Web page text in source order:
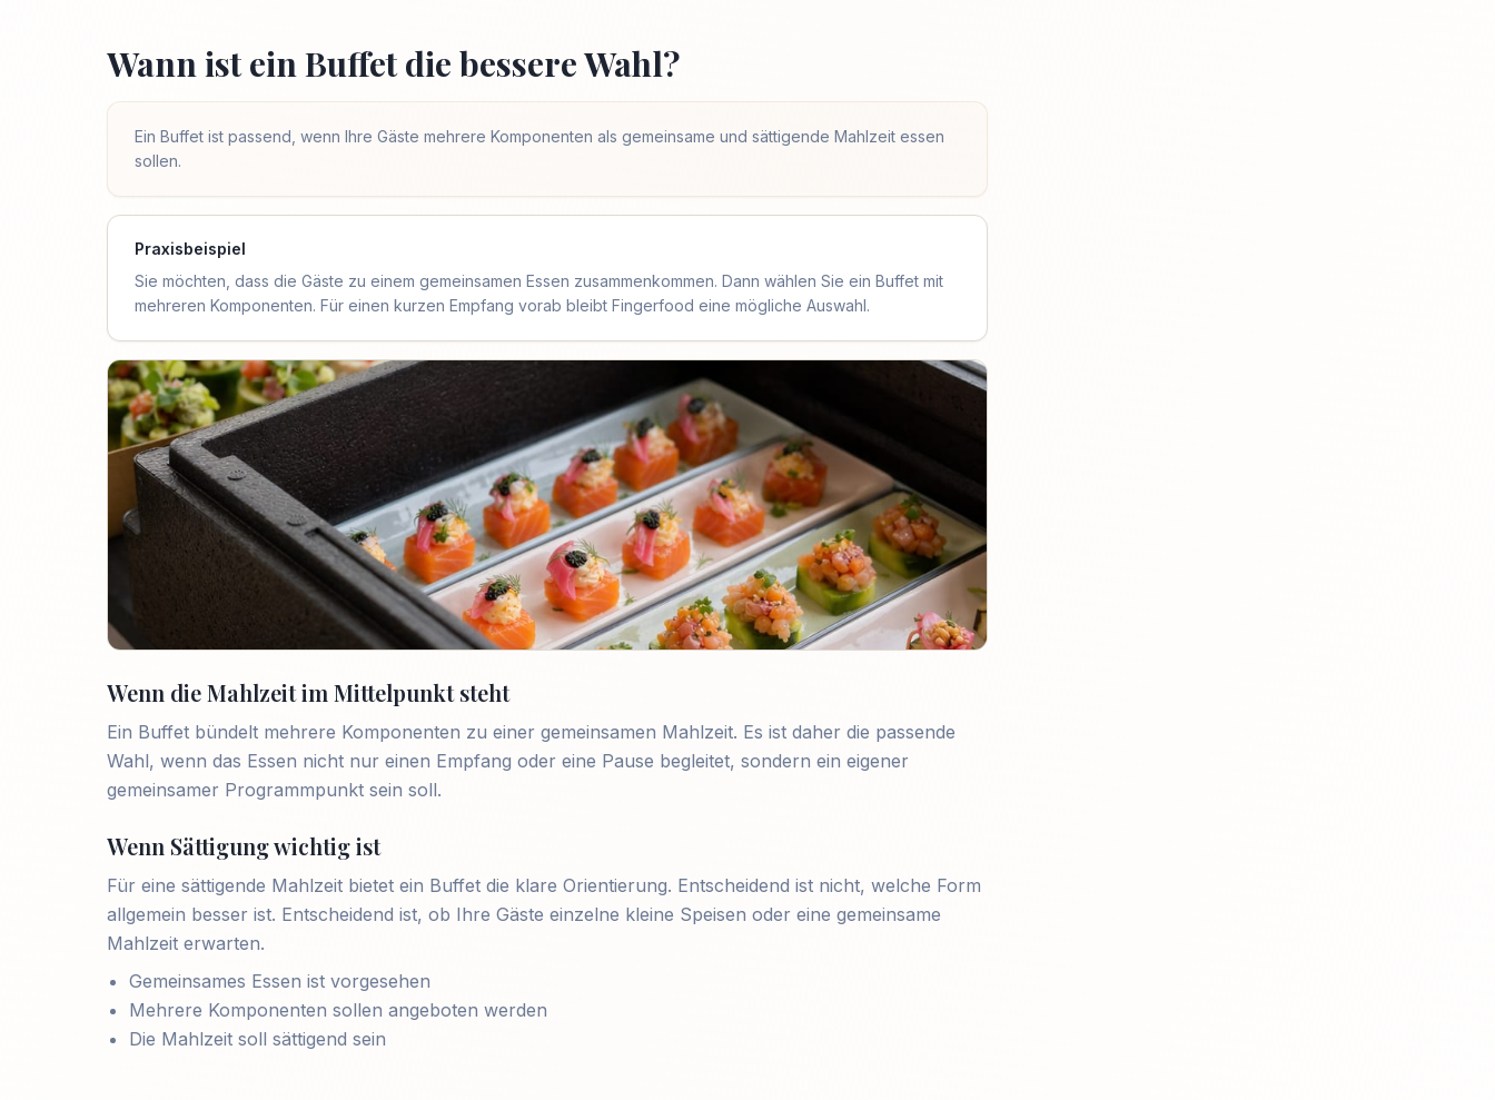
Wann ist ein Buffet die bessere Wahl?
Ein Buffet ist passend, wenn Ihre Gäste mehrere Komponenten als gemeinsame und sättigende Mahlzeit essen
sollen.
Praxisbeispiel
Sie möchten, dass die Gäste zu einem gemeinsamen Essen zusammenkommen. Dann wählen Sie ein Buffet mit
mehreren Komponenten. Für einen kurzen Empfang vorab bleibt Fingerfood eine mögliche Auswahl.
Wenn die Mahlzeit im Mittelpunkt steht
Ein Buffet bündelt mehrere Komponenten zu einer gemeinsamen Mahlzeit. Es ist daher die passende
Wahl, wenn das Essen nicht nur einen Empfang oder eine Pause begleitet, sondern ein eigener
gemeinsamer Programmpunkt sein soll.
Wenn Sättigung wichtig ist
Für eine sättigende Mahlzeit bietet ein Buffet die klare Orientierung. Entscheidend ist nicht, welche Form
allgemein besser ist. Entscheidend ist, ob Ihre Gäste einzelne kleine Speisen oder eine gemeinsame
Mahlzeit erwarten.
Gemeinsames Essen ist vorgesehen
Mehrere Komponenten sollen angeboten werden
Die Mahlzeit soll sättigend sein